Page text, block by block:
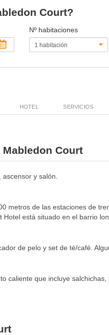
Court?
Nº habitaciones
HOTEL SERVICIOS
Court
y salón.
metros de las estaciones de
está situado en el barrio
de pelo y set de té/café.
caliente que incluye